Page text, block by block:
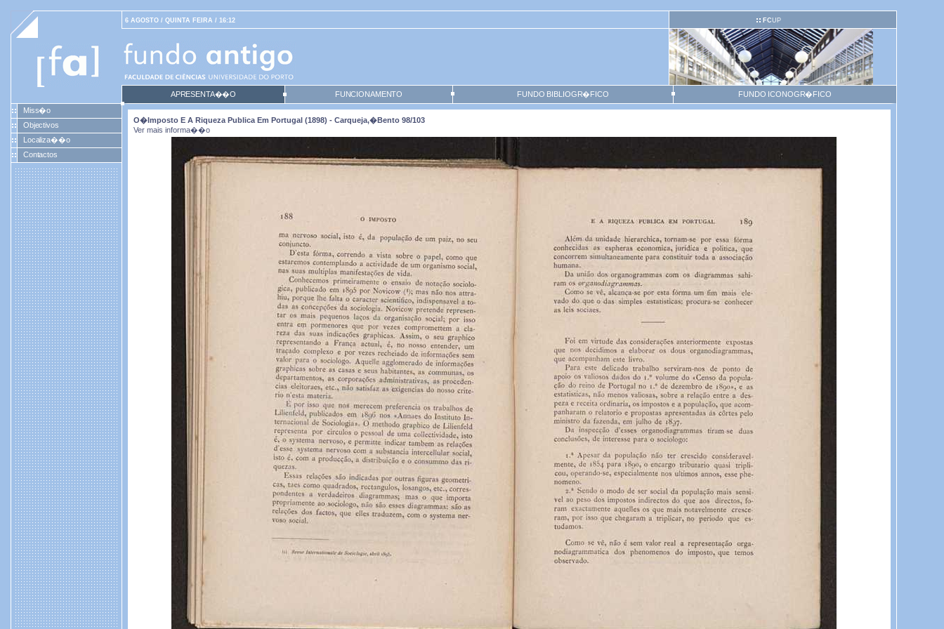
6 AGOSTO / QUINTA FEIRA / 16:12 FCUP
APRESENTA��O FUNCIONAMENTO FUNDO BIBLIOGR�FICO
FUNDO ICONOGR�FICO
Miss�o
Objectivos
Localiza��o
Contactos
O�imposto E A Riqueza Publica Em Portugal (1898) - Carqueja,�Bento 98/103
Ver mais informa��o